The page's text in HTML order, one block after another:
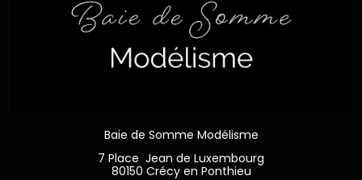
Baie de Somme Modélisme
7 Place Jean de Luxembourg
80150 Crécy en Ponthieu